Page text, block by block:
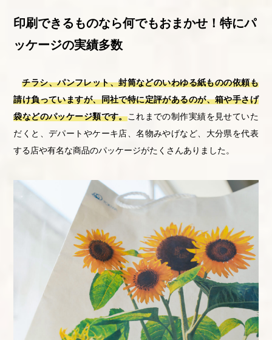
印刷できるものなら何でもおまかせ！特にパ
ッケージの実績多数
チラシ、パンフレット、封筒などのいわゆる紙ものの依頼も
請け負っていますが、同社で特に定評があるのが、箱や手さげ
袋などのパッケージ類です。これまでの制作実績を見せていた
だくと、デパートやケーキ店、名物みやげなど、大分県を代表
する店や有名な商品のパッケージがたくさんありました。